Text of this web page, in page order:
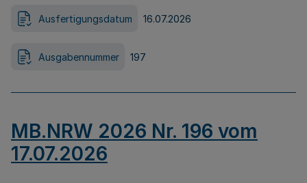
Ausfertigungsdatum 16.07.2026
Ausgabennummer 197
MB.NRW 2026 Nr. 196 vom
17.07.2026